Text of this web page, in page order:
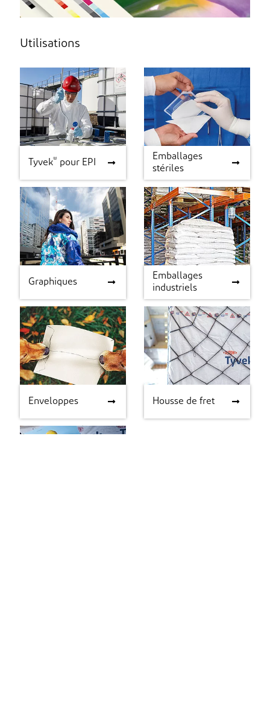
Utilisations
Tyvek® pour EPI
Tyvek® pour EPI Emballages stériles
Emballages
stériles
Graphiques
Graphiques
Emballages
industriels
Emballages
industriels
Enveloppes
Enveloppes Housse de fret
Housse de fret